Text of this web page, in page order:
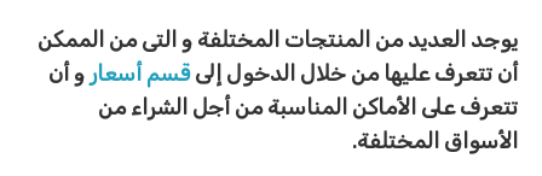
يوجد العديد من المنتجات المختلفة و التى من الممكن
أن تتعرف عليها من خلال الدخول إلىقسم أسعار و أن
تتعرف على الأماكن المناسبة من أجل الشراء من
الأسواق المختلفة.